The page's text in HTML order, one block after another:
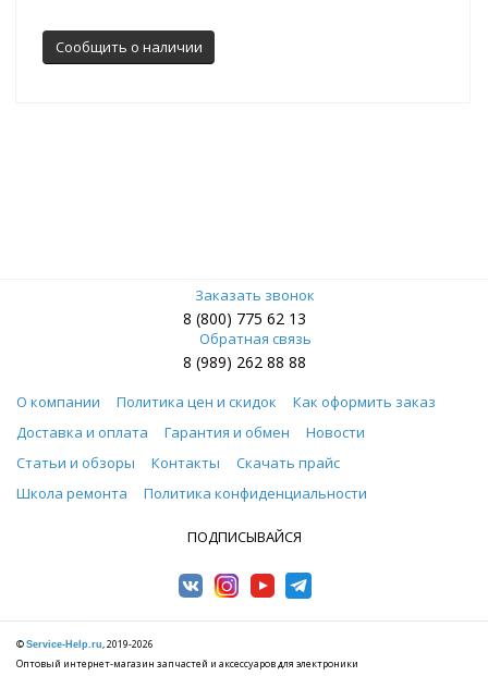
Сообщить о наличии
Заказать звонок
8 (800) 775 62 13
Обратная связь
8 (989) 262 88 88
О компании Политика цен и скидок
Как оформить заказ
Доставка и оплата
Гарантия и обмен
Новости
Статьи и обзоры
Контакты
Скачать прайс
Школа ремонта
Политика конфиденциальности
ПОДПИСЫВАЙСЯ
© Service-Help.ru , 2019-2026
Оптовый интернет-магазин запчастей и аксессуаров для электроники